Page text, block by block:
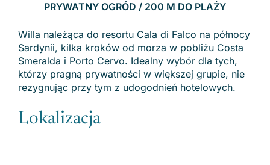
PRYWATNY OGRÓD / 200 M DO PLAŻY
Willa należąca do resortu Cala di Falco na północy
Sardynii, kilka kroków od morza w pobliżu Costa
Smeralda i Porto Cervo. Idealny wybór dla tych,
którzy pragną prywatności w większej grupie, nie
rezygnując przy tym z udogodnień hotelowych.
Lokalizacja